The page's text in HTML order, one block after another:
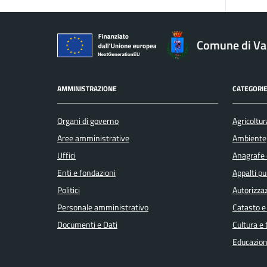
Comune di
AMMINISTRAZIONE
Organi di governo
Aree amministrative
Uffici
Enti e fondazioni
Politici
Personale amministrativo
Documenti e Dati
Ambiente
Appalti
Catasto
Cultura e